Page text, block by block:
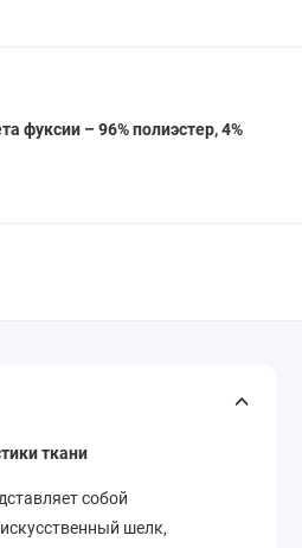
фуксии – 96% полиэстер, 4%
ткани
собой
шелк,